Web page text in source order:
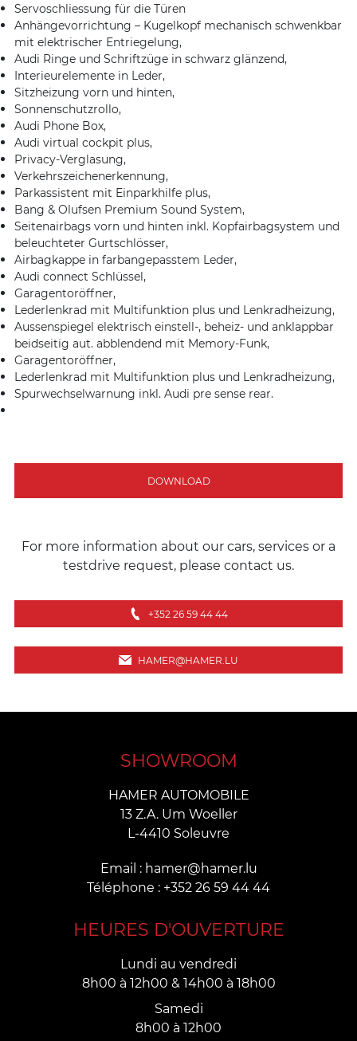
Servoschliessung für die Türen
Anhängevorrichtung – Kugelkopf mechanisch schwenkbar
mit elektrischer Entriegelung,
Audi Ringe und Schriftzüge in schwarz glänzend,
Interieurelemente in Leder,
Sitzheizung vorn und hinten,
Sonnenschutzrollo,
Audi Phone Box,
Audi virtual cockpit plus,
Privacy-Verglasung,
Verkehrszeichenerkennung,
Parkassistent mit Einparkhilfe plus,
Bang & Olufsen Premium Sound System,
Seitenairbags vorn und hinten inkl. Kopfairbagsystem und
beleuchteter Gurtschlösser,
Airbagkappe in farbangepasstem Leder,
Audi connect Schlüssel,
Garagentoröffner,
Lederlenkrad mit Multifunktion plus und Lenkradheizung,
Aussenspiegel elektrisch einstell-, beheiz- und anklappbar
beidseitig aut. abblendend mit Memory-Funk,
Garagentoröffner,
Lederlenkrad mit Multifunktion plus und Lenkradheizung,
Spurwechselwarnung inkl. Audi pre sense rear.
DOWNLOAD
For more information about our cars, services or a
testdrive request, please contact us.
+352 26 59 44 44
HAMER@HAMER.LU
SHOWROOM
HAMER AUTOMOBILE
13 Z.A. Um Woeller
L-4410 Soleuvre
Email : hamer@hamer.lu
Téléphone : +352 26 59 44 44
HEURES D'OUVERTURE
Lundi au vendredi
8h00 à 12h00 & 14h00 à 18h00
Samedi
8h00 à 12h00